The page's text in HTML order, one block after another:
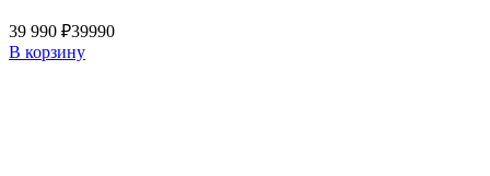
39 990 ₽39990
В корзину